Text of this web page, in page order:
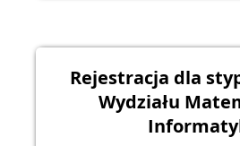
Rejestracja dla
Wydziału